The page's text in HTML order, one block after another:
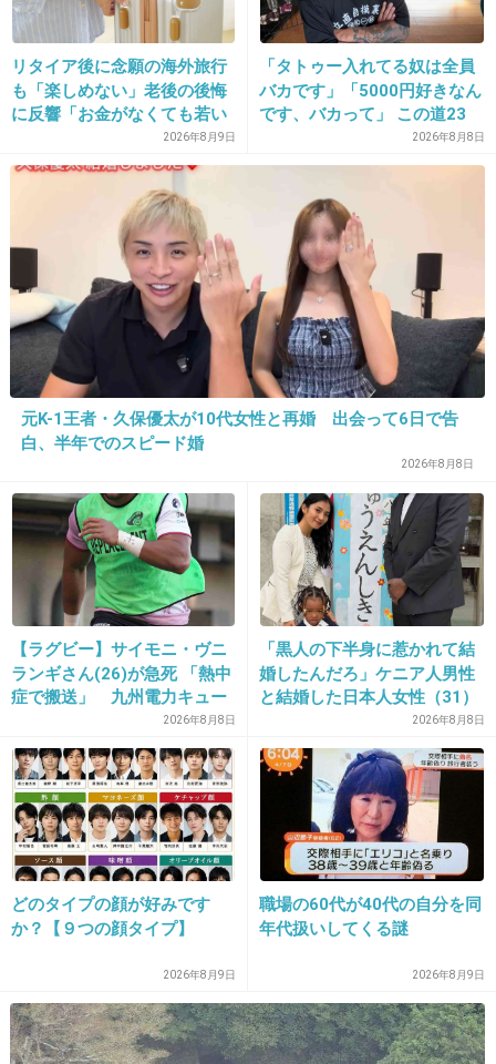
+2892 -30
15. 匿名2019/05/14(火) 22:16:55
ロンブー敦の父親って誰？
16. 匿名 2019/05/14(火) 22:17:01
ロンブー敦じゃなく父親のお祝いでこんなな
の？ひくわ
あ、ロンブー敦本人でもひくけど
+5294 -33
>>11
あなたと私しかやってないよ
+1948
2019/05/14(火) 22:17:08
リタイア後に念願の海外旅行
も「楽しめない」老後の後悔
に反響「お金がなくても若い
うちに？」50代以上の切実な
声
2026年8月9日
「タトゥー入れてる奴は全員
バカです」「5000円好きなん
です、バカって」 この道23
年の彫り師YouTuberの動画
が話題
2026年8月8日
元K-1王者・久保優太が10代女性と再婚 出会って6日で告
白、半年でのスピード婚
2026年8月8日
【ラグビー】サイモニ・ヴニ
ランギさん(26)が急死 「熱中
症で搬送」 九州電力キュー
デンヴォルテクスで練習中
2026年8月8日
「黒人の下半身に惹かれて結
婚したんだろ」ケニア人男性
と結婚した日本人女性（31）
に“誹謗中傷”殺到…本人が語
る、日本で感じる“外国人差
別”のリアル
2026年8月8日
どのタイプの顔が好みです
か？【９つの顔タイプ】
2026年8月9日
職場の60代が40代の自分を同
年代扱いしてくる謎
2026年8月9日